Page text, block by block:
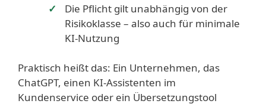
Die Pflicht gilt unabhängig von der
Risikoklasse – also auch für minimale
KI-Nutzung
Praktisch heißt das: Ein Unternehmen, das
ChatGPT, einen KI-Assistenten im
Kundenservice oder ein Übersetzungstool